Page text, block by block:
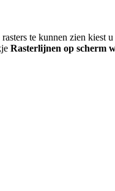
te kunnen zien kiest
Rasterlijnen op scherm